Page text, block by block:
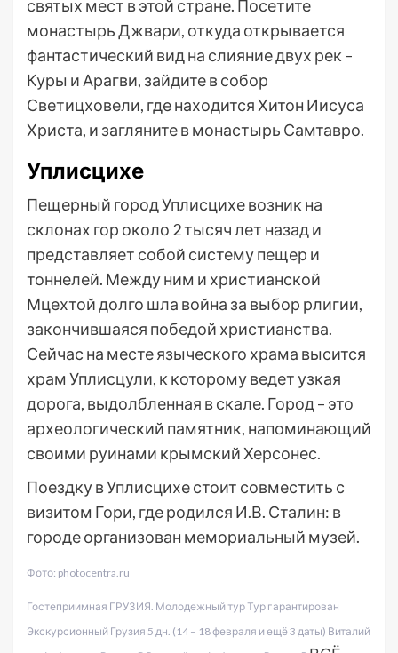
святых мест в этой стране. Посетите
монастырь Джвари, откуда открывается
фантастический вид на слияние двух рек –
Куры и Арагви, зайдите в собор
Светицховели, где находится Хитон Иисуса
Христа, и загляните в монастырь Самтавро.
Уплисцихе
Пещерный город Уплисцихе возник на
склонах гор около 2 тысяч лет назад и
представляет собой систему пещер и
тоннелей. Между ним и христианской
Мцехтой долго шла война за выбор рлигии,
закончившаяся победой христианства.
Сейчас на месте языческого храма высится
храм Уплисцули, к которому ведет узкая
дорога, выдолбленная в скале. Город – это
археологический памятник, напоминающий
своими руинами крымский Херсонес.
Поездку в Уплисцихе стоит совместить с
визитом Гори, где родился И.В. Сталин: в
городе организован мемориальный музей.
Фото: photocentra.ru
Гостеприимная ГРУЗИЯ. Молодежный тур Тур гарантирован
Экскурсионный Грузия 5 дн. (14 – 18 февраля и ещё 3 даты) Виталий